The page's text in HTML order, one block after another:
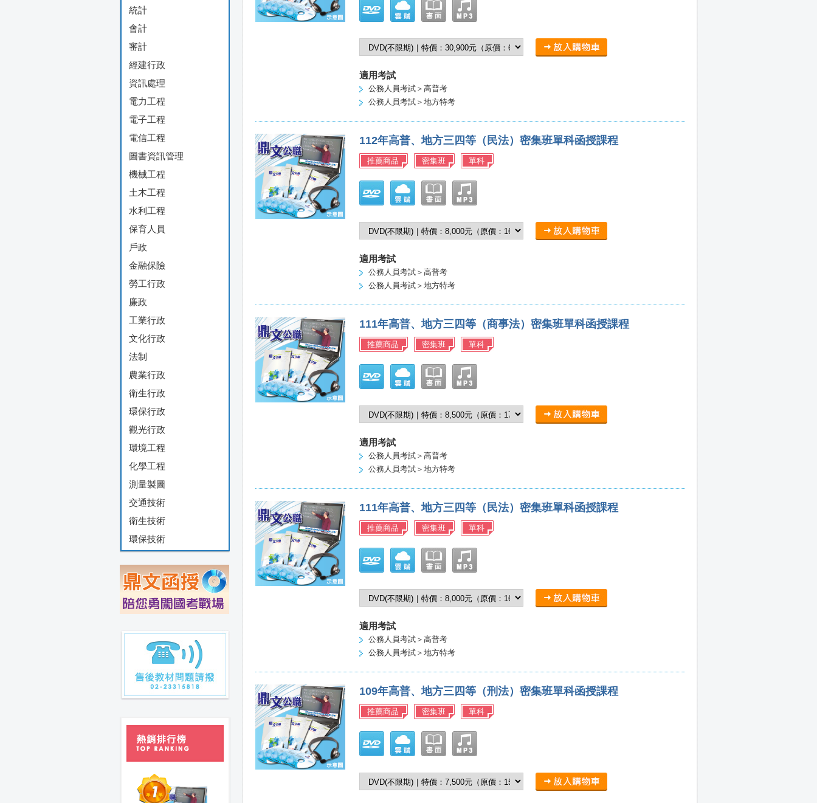
統計
會計
審計
經建行政
資訊處理
電力工程
電子工程
電信工程
圖書資訊管理
機械工程
土木工程
水利工程
保育人員
戶政
金融保險
勞工行政
廉政
工業行政
文化行政
法制
農業行政
衛生行政
環保行政
觀光行政
環境工程
化學工程
測量製圖
交通技術
衛生技術
環保技術
適用考試
公務人員考試＞高普考
公務人員考試＞地方特考
112年高普、地方三四等（民法）密集班單科函授課程
推薦商品 密集班 單科
適用考試
公務人員考試＞高普考
公務人員考試＞地方特考
111年高普、地方三四等（商事法）密集班單科函授課程
推薦商品 密集班 單科
適用考試
公務人員考試＞高普考
公務人員考試＞地方特考
111年高普、地方三四等（民法）密集班單科函授課程
推薦商品 密集班 單科
適用考試
公務人員考試＞高普考
公務人員考試＞地方特考
109年高普、地方三四等（刑法）密集班單科函授課程
推薦商品 密集班 單科